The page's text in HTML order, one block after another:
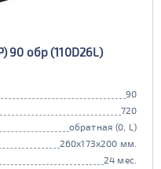
90 обр (110D26L)
90
720
обратная (0, L)
260x173x200 мм.
24 мес.